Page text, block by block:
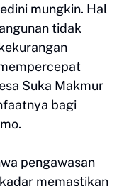
mungkin. Hal
tidak
Suka Makmur
bagi
pengawasan
memastikan